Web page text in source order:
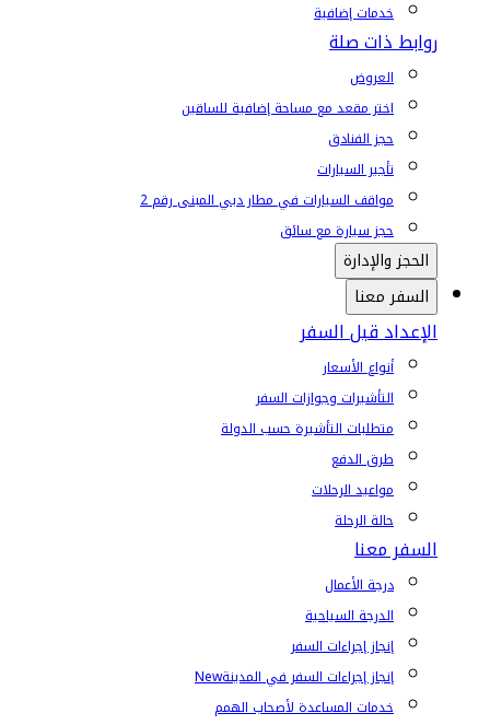
خدمات إضافية
روابط ذات صلة
العروض
اختر مقعد مع مساحة إضافية للساقين
حجز الفنادق
تأجير السيارات
مواقف السيارات في مطار دبي المبنى رقم 2
حجز سيارة مع سائق
الحجز والإدارة
السفر معنا
الإعداد قبل السفر
أنواع الأسعار
التأشيرات وجوازات السفر
متطلبات التأشيرة حسب الدولة
طرق الدفع
مواعيد الرحلات
حالة الرحلة
السفر معنا
درجة الأعمال
الدرجة السياحية
إنجاز إجراءات السفر
إنجاز إجراءات السفر في المدينةNew
خدمات المساعدة لأصحاب الهمم